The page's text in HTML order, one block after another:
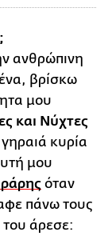
ανθρώπινη
βρίσκω
μου
και Νύχτες
κυρία
μου
όταν
πάνω τους
του άρεσε: